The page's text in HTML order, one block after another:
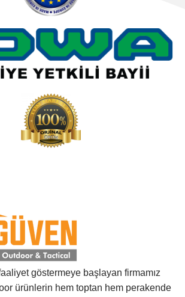
göstermeye başlayan firmamız
ürünlerin hem toptan hem perakende